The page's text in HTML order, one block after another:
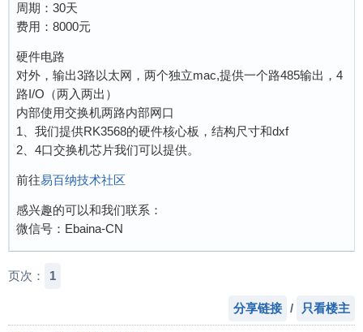
周期：30天
费用：8000元
硬件电路
对外，输出3路以太网，两个独立mac,提供一个路485输出，4
路I/O（两入两出）
内部使用交换机两路内部网口
1、我们提供RK3568的硬件核心板，结构尺寸和dxf
2、4口交换机芯片我们可以提供。
前往易百纳技术社区
感兴趣的可以和我们联系：
微信号：Ebaina-CN
页次： 1
分享链接 / 只看楼主